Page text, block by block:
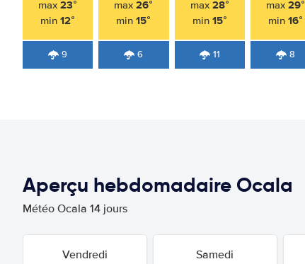
max23°
min12°
9
max26°
min15°
6
max 28°
min 15°
11
max29°
min16°
8
Aperçu hebdomadaire Ocala
Météo Ocala 14 jours
Vendredi Samedi